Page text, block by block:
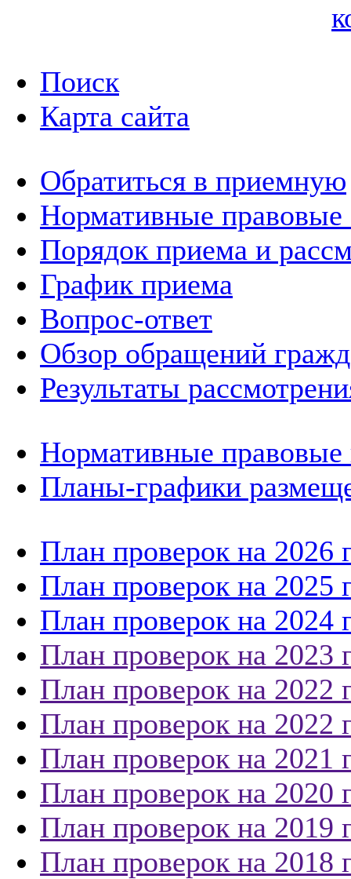
Поиск
Карта сайта
Обратиться в приемную
Нормативные правовые
Порядок приема и
График приема
Вопрос-ответ
Обзор обращений
Результаты
Нормативные
Планы-графики
План проверок на 2026
План проверок на 2025
План проверок на 2024
План проверок на 2023
План проверок на 2022
План проверок на 2022
План проверок на 2021
План проверок на 2020
План проверок на 2019
План проверок на 2018